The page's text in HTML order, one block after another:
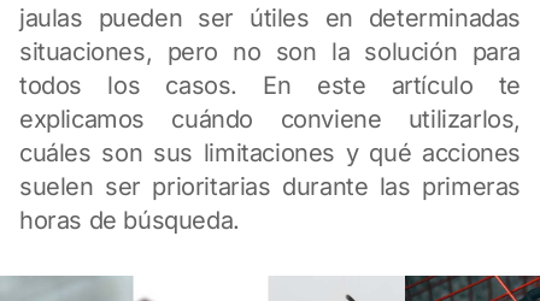
jaulas pueden ser útiles en determinadas
situaciones, pero no son la solución para
todos los casos. En este artículo te
explicamos cuándo conviene utilizarlos,
cuáles son sus limitaciones y qué acciones
suelen ser prioritarias durante las primeras
horas de búsqueda.